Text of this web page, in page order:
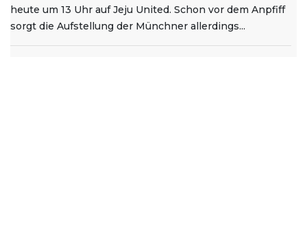
heute um 13 Uhr auf Jeju United. Schon vor dem Anpfiff
sorgt die Aufstellung der Münchner allerdings...